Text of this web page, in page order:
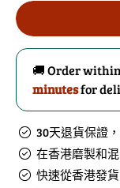
🚚 Order
minutesfor
30天退貨保證
在香港磨製和混
快速從香港發貨